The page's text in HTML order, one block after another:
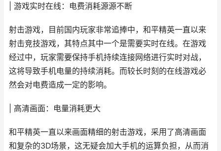
| 游戏实时在线：电费消耗源源不断
射击游戏，目前国内玩家非常追捧中，和平精英一直以来
射击竞技游戏，其特点其中一个是需要实时在线。在游戏
经过中，玩家需要保持手机持续连接网络进行实时对战，
这将导致手机电量的持续消耗。而较长时刻的在线游戏必
然会对电费造成一定的影响。
| 高清画面：电量消耗更大
和平精英一直以来画面精细的射击游戏，采用了高清画面
和复杂的3D场景，这无疑会加大手机的运算负担，从而消